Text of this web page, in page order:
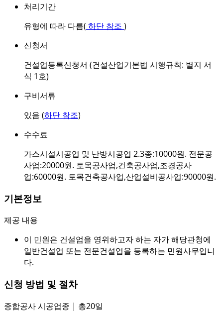
처리기간
유형에 따라 다름( 하단 참조 )
신청서
건설업등록신청서 (건설산업기본법 시행규칙: 별지 서
식 1호)
구비서류
있음 (하단 참조)
수수료
가스시설시공업 및 난방시공업 2.3종:10000원. 전문공
사업:20000원. 토목공사업,건축공사업,조경공사
업:60000원. 토목건축공사업,산업설비공사업:90000원.
기본정보
제공 내용
이 민원은 건설업을 영위하고자 하는 자가 해당관청에
일반건설업 또는 전문건설업을 등록하는 민원사무입니
다.
신청 방법 및 절차
종합공사 시공업종 | 총20일